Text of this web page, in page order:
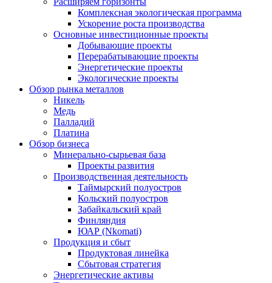
Комплексная экологическая программа
Ускорение роста производства
Основные инвестиционные проекты
Добывающие проекты
Перерабатывающие проекты
Энергетические проекты
Экологические проекты
Обзор рынка металлов
Никель
Медь
Палладий
Платина
Обзор бизнеса
Минерально-сырьевая база
Проекты развития
Производственная деятельность
Таймырский полуостров
Кольский полуостров
Забайкальский край
Финляндия
ЮАР (Nkomati)
Продукция и сбыт
Продуктовая линейка
Сбытовая стратегия
Энергетические активы